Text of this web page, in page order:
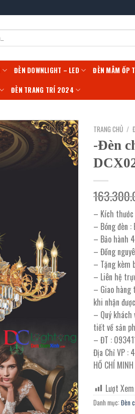
ĐÈN DOWNLIGHT – LED ĐÈN MÂM ỐP
ĐÈN TRANG TRÍ 2024
TRANG CHỦ /
-Đèn
– Kích
– Bóng đèn :
– Bảo hành
– Đồng
– Tặng kèm
– Liên hệ
– Giao hàng
khi nhận
– Quý
tiết về sản
– ĐT :
Địa Chỉ VP :
HỒ CHÍ MINH
Lượt
Danh mục: Đèn